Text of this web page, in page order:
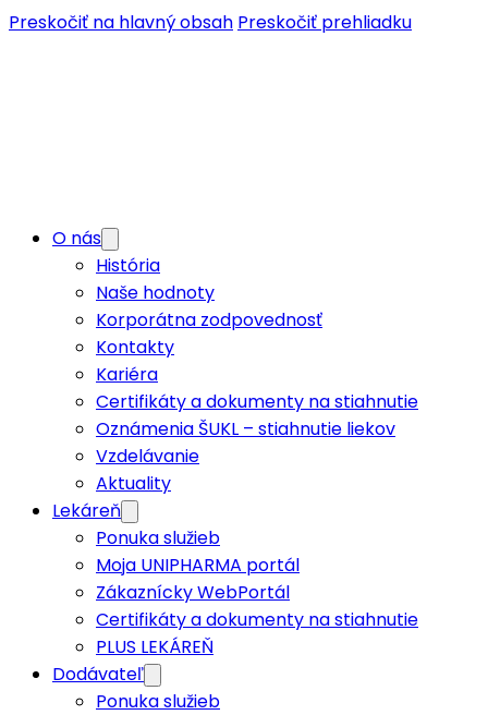
Preskočiť na hlavný obsah Preskočiť prehliadku
O nás
História
Naše hodnoty
Korporátna zodpovednosť
Kontakty
Kariéra
Certifikáty a dokumenty na stiahnutie
Oznámenia ŠUKL – stiahnutie liekov
Vzdelávanie
Aktuality
Lekáreň
Ponuka služieb
Moja UNIPHARMA portál
Zákaznícky WebPortál
Certifikáty a dokumenty na stiahnutie
PLUS LEKÁREŇ
Dodávateľ
Ponuka služieb